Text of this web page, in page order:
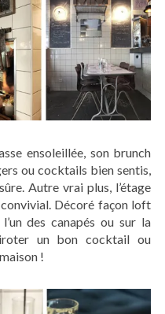
ensoleillée, son brunch
ou cocktails bien sentis,
Autre vrai plus, l’étage
Décoré façon loft
des canapés ou sur la
un bon cocktail ou
!